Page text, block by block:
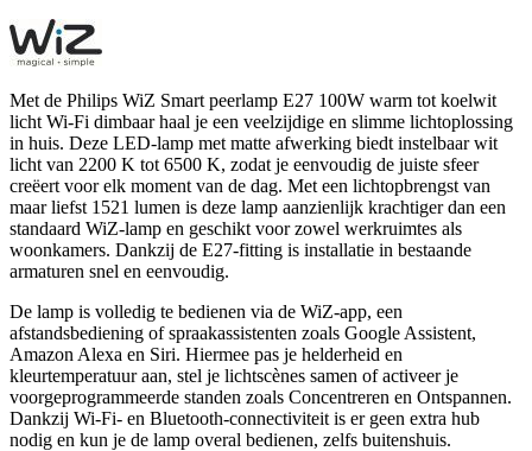
Met de Philips WiZ Smart peerlamp E27 100W warm tot koelwit
licht Wi-Fi dimbaar haal je een veelzijdige en slimme lichtoplossing
in huis. Deze LED-lamp met matte afwerking biedt instelbaar wit
licht van 2200 K tot 6500 K, zodat je eenvoudig de juiste sfeer
creëert voor elk moment van de dag. Met een lichtopbrengst van
maar liefst 1521 lumen is deze lamp aanzienlijk krachtiger dan een
standaard WiZ-lamp en geschikt voor zowel werkruimtes als
woonkamers. Dankzij de E27-fitting is installatie in bestaande
armaturen snel en eenvoudig.
De lamp is volledig te bedienen via de WiZ-app, een
afstandsbediening of spraakassistenten zoals Google Assistent,
Amazon Alexa en Siri. Hiermee pas je helderheid en
kleurtemperatuur aan, stel je lichtscènes samen of activeer je
voorgeprogrammeerde standen zoals Concentreren en Ontspannen.
Dankzij Wi-Fi- en Bluetooth-connectiviteit is er geen extra hub
nodig en kun je de lamp overal bedienen, zelfs buitenshuis.